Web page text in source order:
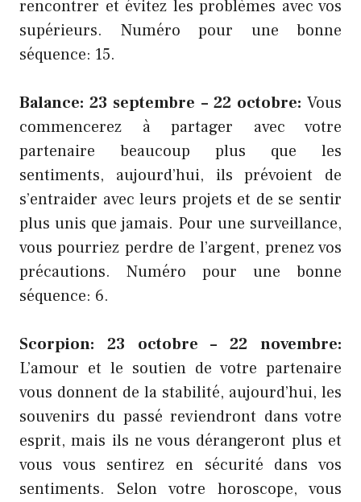
rencontrer et évitez les problèmes avec vos
supérieurs. Numéro pour une bonne
séquence: 15.
Balance: 23 septembre – 22 octobre: Vous
commencerez à partager avec votre
partenaire beaucoup plus que les
sentiments, aujourd’hui, ils prévoient de
s’entraider avec leurs projets et de se sentir
plus unis que jamais. Pour une surveillance,
vous pourriez perdre de l’argent, prenez vos
précautions. Numéro pour une bonne
séquence: 6.
Scorpion: 23 octobre – 22 novembre:
L’amour et le soutien de votre partenaire
vous donnent de la stabilité, aujourd’hui, les
souvenirs du passé reviendront dans votre
esprit, mais ils ne vous dérangeront plus et
vous vous sentirez en sécurité dans vos
sentiments. Selon votre horoscope, vous